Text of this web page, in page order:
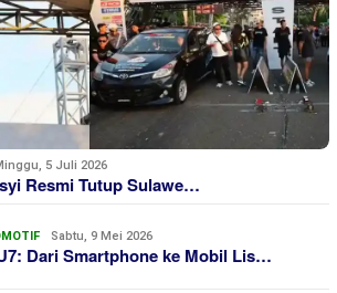
5 Juli 2026
Resmi Tutup Sulawe…
Sabtu, 9 Mei 2026
Dari Smartphone ke Mobil Lis…